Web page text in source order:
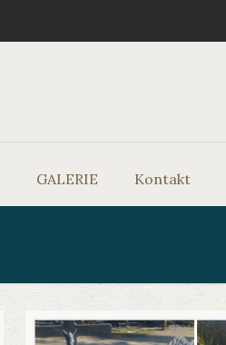
GALERIE Kontakt